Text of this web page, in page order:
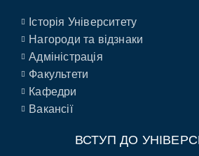
Історія Університету
Нагороди та відзнаки
Адміністрація
Факультети
Кафедри
Вакансії
ВСТУП ДО